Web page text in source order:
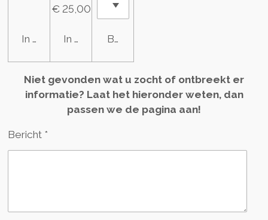
In winkelwagen
€ 25,00
In winkelwagenBekijk details
Niet gevonden wat u zocht of ontbreekt er
informatie? Laat het hieronder weten, dan
passen we de pagina aan!
Bericht *